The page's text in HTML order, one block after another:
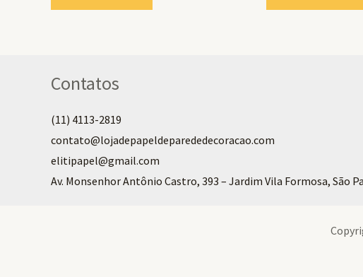
Contatos
(11) 4113-2819
contato@lojadepapeldeparededecoracao.com
elitipapel@gmail.com​
Av. Monsenhor Antônio Castro, 393 – Jardim Vila Formosa, São